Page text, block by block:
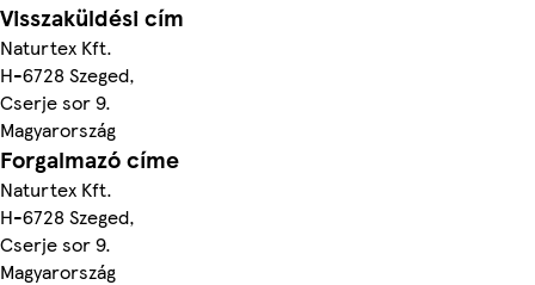
Visszaküldési cím
Naturtex Kft.
H-6728 Szeged,
Cserje sor 9.
Magyarország
Forgalmazó címe
Naturtex Kft.
H-6728 Szeged,
Cserje sor 9.
Magyarország